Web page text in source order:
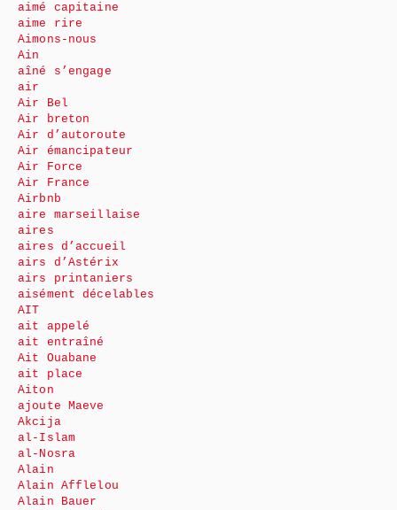
aimé capitaine
aime rire
Aimons-nous
Ain
aîné s’engage
air
Air Bel
Air breton
Air d’autoroute
Air émancipateur
Air Force
Air France
Airbnb
aire marseillaise
aires
aires d’accueil
airs d’Astérix
airs printaniers
aisément décelables
AIT
ait appelé
ait entraîné
Ait Ouabane
ait place
Aiton
ajoute Maeve
Akcija
al-Islam
al-Nosra
Alain
Alain Afflelou
Alain Bauer